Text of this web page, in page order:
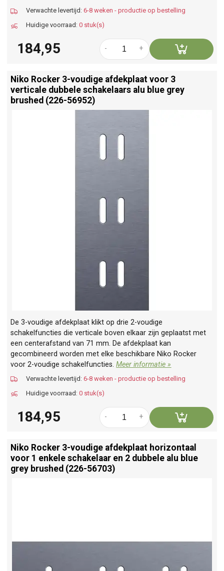
Verwachte levertijd: 6-8 weken - productie op bestelling
Huidige voorraad: 0 stuk(s)
184,95 +
-
Niko Rocker 3-voudige afdekplaat voor 3
verticale dubbele schakelaars alu blue grey
brushed (226-56952)
De 3-voudige afdekplaat klikt op drie 2-voudige
schakelfuncties die verticale boven elkaar zijn geplaatst met
een centerafstand van 71 mm. De afdekplaat kan
gecombineerd worden met elke beschikbare Niko Rocker
voor 2-voudige schakelfuncties.Meer informatie »
Verwachte levertijd: 6-8 weken - productie op bestelling
Huidige voorraad: 0 stuk(s)
184,95 +
-
Niko Rocker 3-voudige afdekplaat horizontaal
voor 1 enkele schakelaar en 2 dubbele alu blue
grey brushed (226-56703)